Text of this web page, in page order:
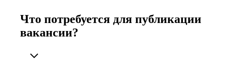
Что потребуется для публикации
вакансии?